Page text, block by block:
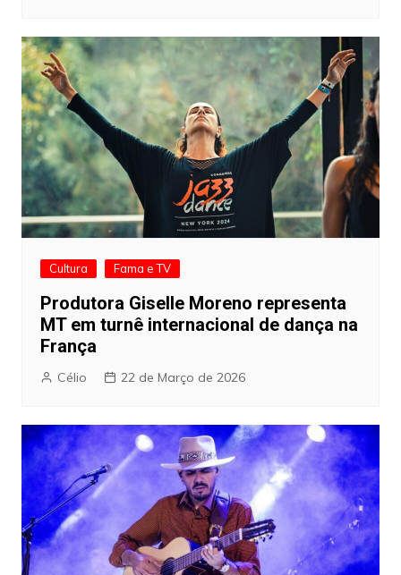
Cultura Fama e TV
Produtora Giselle Moreno representa
MT em turnê internacional de dança na
França
Célio 22 de Março de 2026